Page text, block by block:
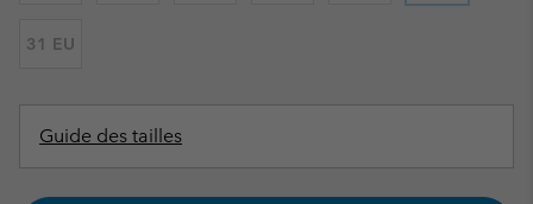
31 EU
Guide des tailles